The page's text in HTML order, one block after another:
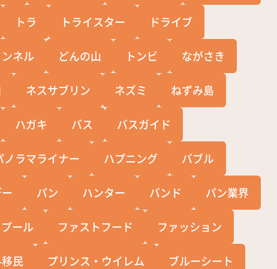
トラ トライスター ドライブ
ンネル どんの山 トンビ ながさき
ネスサブリン ネズミ ねずみ島
ハガキ バス バスガイド
ノラマライナー ハプニング バブル
パン ハンター バンド パン業界
プール ファストフード ファッション
民 プリンス・ウイレム ブルーシート